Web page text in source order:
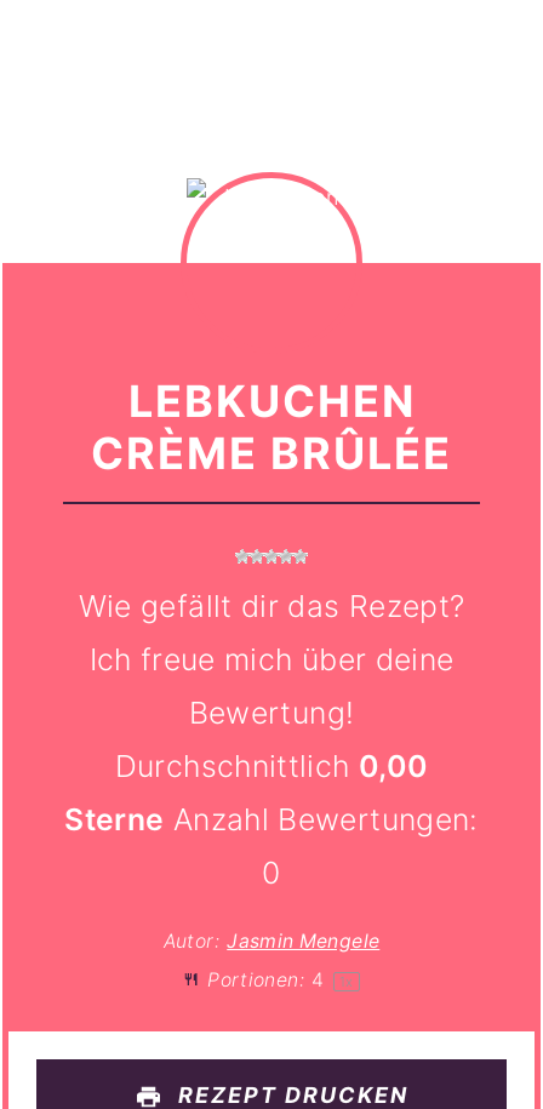
LEBKUCHEN
CRÈME BRÛLÉE
Wie gefällt dir das Rezept?
Ich freue mich über deine
Bewertung!
Durchschnittlich 0,00
Sterne Anzahl Bewertungen:
0
Autor: Jasmin Mengele
Portionen: 4 1x
REZEPT DRUCKEN